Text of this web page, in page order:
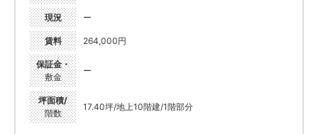
現況 ー
賃料 264,000円
保証金・
敷金
ー
坪面積/
階数
17.40坪/地上10階建/1階部分